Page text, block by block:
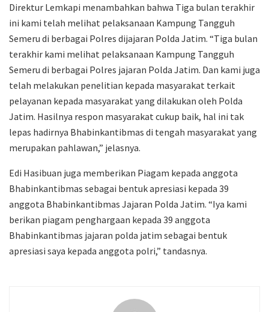
Direktur Lemkapi menambahkan bahwa Tiga bulan terakhir
ini kami telah melihat pelaksanaan Kampung Tangguh
Semeru di berbagai Polres dijajaran Polda Jatim. “Tiga bulan
terakhir kami melihat pelaksanaan Kampung Tangguh
Semeru di berbagai Polres jajaran Polda Jatim. Dan kami juga
telah melakukan penelitian kepada masyarakat terkait
pelayanan kepada masyarakat yang dilakukan oleh Polda
Jatim. Hasilnya respon masyarakat cukup baik, hal ini tak
lepas hadirnya Bhabinkantibmas di tengah masyarakat yang
merupakan pahlawan,” jelasnya.
Edi Hasibuan juga memberikan Piagam kepada anggota
Bhabinkantibmas sebagai bentuk apresiasi kepada 39
anggota Bhabinkantibmas Jajaran Polda Jatim. “Iya kami
berikan piagam penghargaan kepada 39 anggota
Bhabinkantibmas jajaran polda jatim sebagai bentuk
apresiasi saya kepada anggota polri,” tandasnya.